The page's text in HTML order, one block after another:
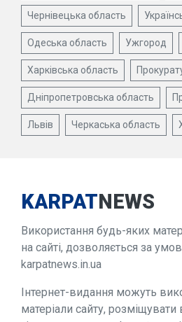
Чернівецька область
Одеська область Ужгород
Харківська область
Дніпропетровська область
Львів Черкаська область
KARPATNEWS
Використання будь-яких
на сайті, дозволяється за
karpatnews.in.ua
Інтернет-видання можуть
матеріали сайту,